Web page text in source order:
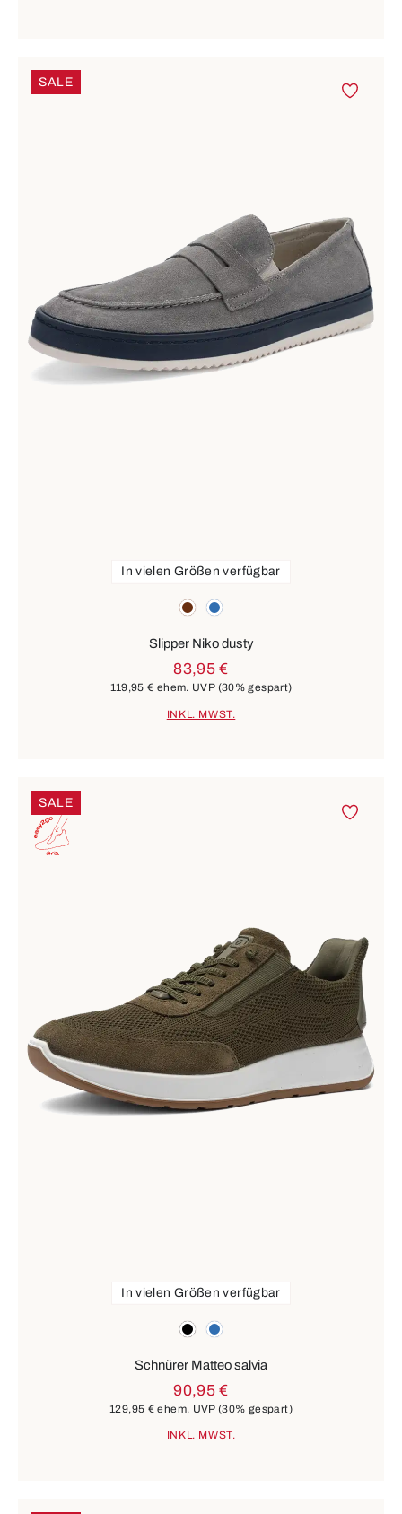
SALE
braunblau
In vielen Größen verfügbar
Slipper Niko dusty
83,95 €
119,95 € ehem. UVP (30% gespart)
INKL. MWST.
SALE
schwarz
blau
In vielen Größen verfügbar
Schnürer Matteo salvia
90,95 €
129,95 € ehem. UVP(30% gespart)
INKL. MWST.